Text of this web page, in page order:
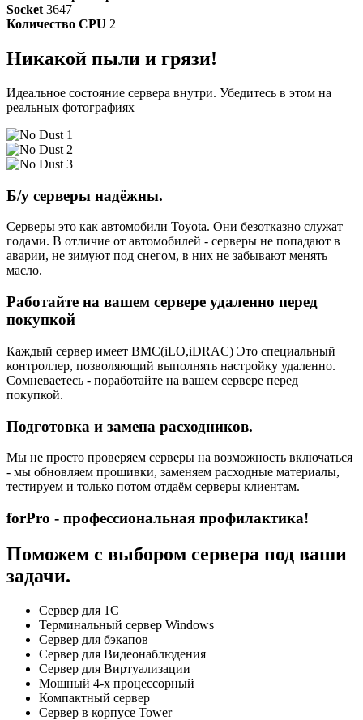
Socket 3647
Количество CPU 2
Никакой пыли и грязи!
Идеальное состояние сервера внутри. Убедитесь в этом на
реальных фотографиях
Б/у серверы надёжны.
Серверы это как автомобили Toyota. Они безотказно служат
годами. В отличие от автомобилей - серверы не попадают в
аварии, не зимуют под снегом, в них не забывают менять
масло.
Работайте на вашем сервере удаленно перед
покупкой
Каждый сервер имеет BMC(iLO,iDRAC) Это специальный
контроллер, позволяющий выполнять настройку удаленно.
Сомневаетесь - поработайте на вашем сервере перед
покупкой.
Подготовка и замена расходников.
Мы не просто проверяем серверы на возможность включаться
- мы обновляем прошивки, заменяем расходные материалы,
тестируем и только потом отдаём серверы клиентам.
forPro - профессиональная профилактика!
Поможем с выбором сервера под ваши
задачи.
Сервер для 1С
Терминальный сервер Windows
Сервер для бэкапов
Сервер для Видеонаблюдения
Сервер для Виртуализации
Мощный 4-х процессорный
Компактный сервер
Сервер в корпусе Tower